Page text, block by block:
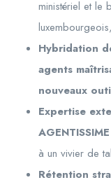
ministériel et le
Hybridation
agents
nouveaux
Expertise
AGENTISSIME
à un vivier de
Rétention